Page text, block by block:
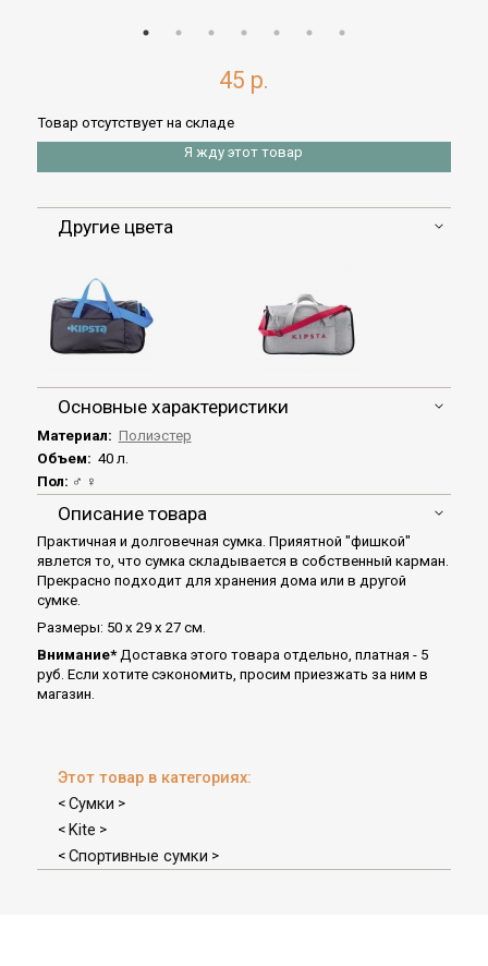
45 р.
Товар отсутствует на складе
Я жду этот товар
Другие цвета
Основные характеристики
Материал: Полиэстер
Объем: 40 л.
Пол: ♂ ♀
Описание товара
Практичная и долговечная сумка. Прияятной "фишкой"
явлется то, что сумка складывается в собственный карман.
Прекрасно подходит для хранения дома или в другой
сумке.
Размеры: 50 х 29 х 27 см.
Внимание*Доставка этого товара отдельно, платная - 5
руб. Если хотите сэкономить, просим приезжать за ним в
магазин.
Этот товар в категориях:
< Сумки >
< Kite >
< Спортивные сумки >